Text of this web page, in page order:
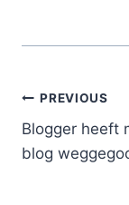
Post
navigation
PREVIOUS
Blogger heeft
blog